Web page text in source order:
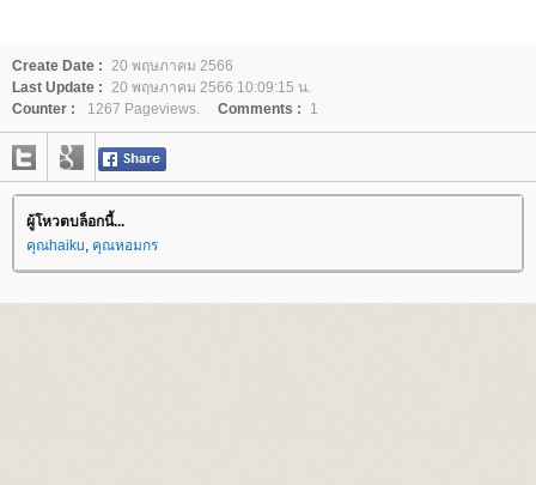
Create Date : 20 พฤษภาคม 2566
Last Update : 20 พฤษภาคม 2566 10:09:15 น.
Counter :
1267 Pageviews. Comments : 1
ผู้โหวตบล็อกนี้...
คุณhaiku, คุณหอมกร